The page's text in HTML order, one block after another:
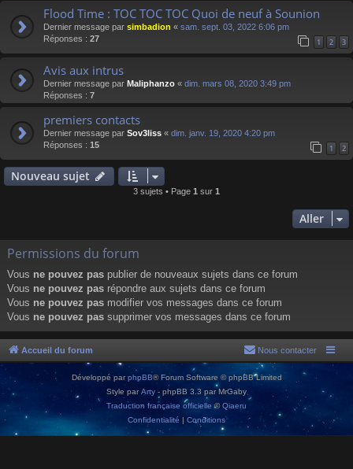
Flood Time : TOC TOC TOC Quoi de neuf à Sounion
Dernier message par simbadion « sam. sept. 03, 2022 6:06 pm
Réponses : 27 1 2 3
Avis aux intrus
Dernier message par Maliphanzo « dim. mars 08, 2020 3:49 pm
Réponses : 7
premiers contacts
Dernier message par Sov3liss « dim. janv. 19, 2020 4:20 pm
Réponses : 15 1 2
Nouveau sujet
3 sujets • Page 1 sur 1
Aller
Permissions du forum
Vous ne pouvez pas publier de nouveaux sujets dans ce forum
Vous ne pouvez pas répondre aux sujets dans ce forum
Vous ne pouvez pas modifier vos messages dans ce forum
Vous ne pouvez pas supprimer vos messages dans ce forum
Accueil du forum Nous contacter
Développé par phpBB® Forum Software © phpBB Limited
Style parArty - phpBB 3.3 par MrGaby
Traduction française officielle ©Qiaeru
Confidentialité | Conditions